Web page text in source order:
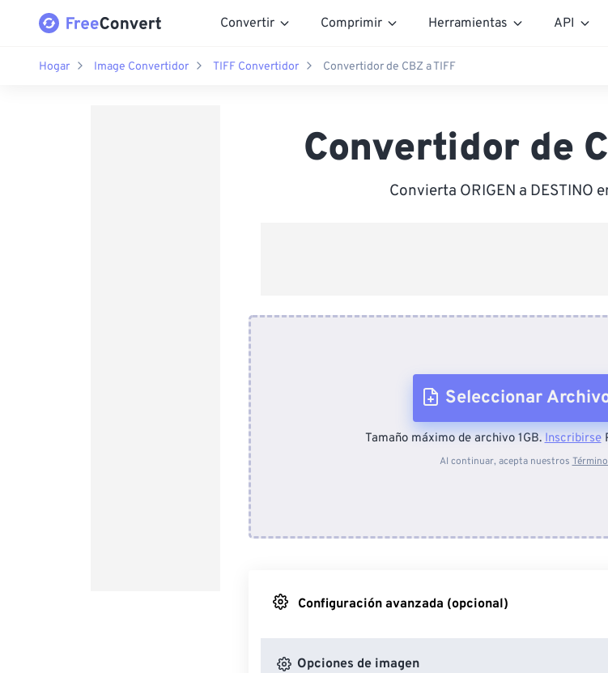
Convertir Comprimir Herramientas API
Hogar Image Convertidor TIFF Convertidor Convertidor de CBZ a TIFF
Convertidor de
Convierta ORIGEN a DESTINO
Seleccionar
Desde el dispositivo
Tamaño máximo de archivo 1GB.Inscribirse
Al continuar, acepta nuestros
Configuración avanzada (opcional)
Opciones de imagen